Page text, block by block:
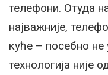
телефони. Отуда
најважније,
куће – посебно
технологија није